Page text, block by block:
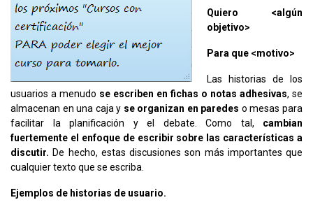
Quiero <algún
objetivo>
Para que <motivo>
Las historias de los
usuarios a menudo se escriben en fichas o notas adhesivas, se
almacenan en una caja y se organizan en paredes o mesas para
facilitar la planificación y el debate. Como tal, cambian
fuertemente el enfoque de escribir sobre las características a
discutir. De hecho, estas discusiones son más importantes que
cualquier texto que se escriba.
Ejemplos de historias de usuario.